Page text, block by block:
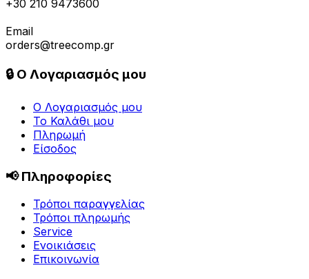
+30 210 9473600
Email
orders@treecomp.gr
🔒 Ο Λογαριασμός μου
Ο Λογαριασμός μου
Το Καλάθι μου
Πληρωμή
Είσοδος
📢 Πληροφορίες
Τρόποι παραγγελίας
Τρόποι πληρωμής
Service
Ενοικιάσεις
Επικοινωνία